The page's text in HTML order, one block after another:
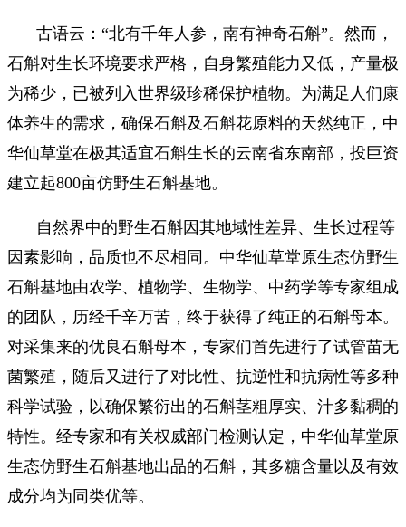
古语云：“北有千年人参，南有神奇石斛”。然而，
石斛对生长环境要求严格，自身繁殖能力又低，产量极
为稀少，已被列入世界级珍稀保护植物。为满足人们康
体养生的需求，确保石斛及石斛花原料的天然纯正，中
华仙草堂在极其适宜石斛生长的云南省东南部，投巨资
建立起800亩仿野生石斛基地。
自然界中的野生石斛因其地域性差异、生长过程等
因素影响，品质也不尽相同。中华仙草堂原生态仿野生
石斛基地由农学、植物学、生物学、中药学等专家组成
的团队，历经千辛万苦，终于获得了纯正的石斛母本。
对采集来的优良石斛母本，专家们首先进行了试管苗无
菌繁殖，随后又进行了对比性、抗逆性和抗病性等多种
科学试验，以确保繁衍出的石斛茎粗厚实、汁多黏稠的
特性。经专家和有关权威部门检测认定，中华仙草堂原
生态仿野生石斛基地出品的石斛，其多糖含量以及有效
成分均为同类优等。